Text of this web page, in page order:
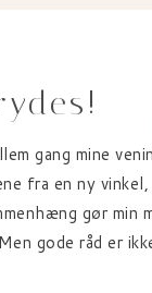
gang mine
fra en ny
gør min
gode råd er